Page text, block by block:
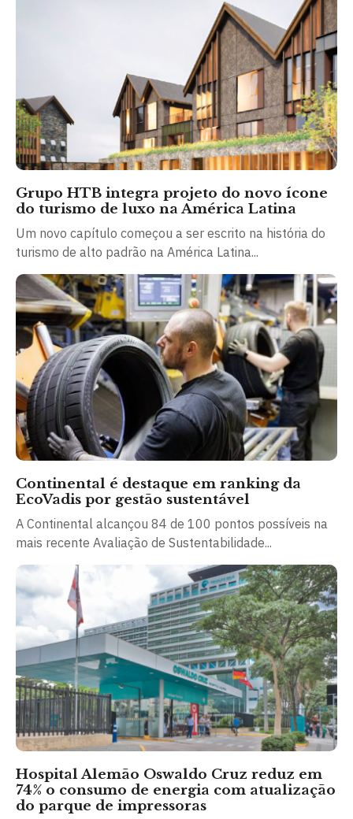
Grupo HTB integra projeto do novo ícone
do turismo de luxo na América Latina
Um novo capítulo começou a ser escrito na história do
turismo de alto padrão na América Latina...
Continental é destaque em ranking da
EcoVadis por gestão sustentável
A Continental alcançou 84 de 100 pontos possíveis na
mais recente Avaliação de Sustentabilidade...
Hospital Alemão Oswaldo Cruz reduz em
74% o consumo de energia com atualização
do parque de impressoras